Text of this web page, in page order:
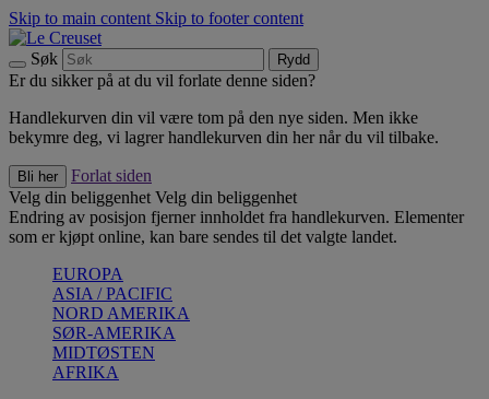
Skip to main content Skip to footer content
Søk Rydd
Er du sikker på at du vil forlate denne siden?
Handlekurven din vil være tom på den nye siden. Men ikke
bekymre deg, vi lagrer handlekurven din her når du vil tilbake.
Bli her
Forlat siden
Velg din beliggenhet Velg din beliggenhet
Endring av posisjon fjerner innholdet fra handlekurven. Elementer
som er kjøpt online, kan bare sendes til det valgte landet.
EUROPA
ASIA / PACIFIC
NORD AMERIKA
SØR-AMERIKA
MIDTØSTEN
AFRIKA